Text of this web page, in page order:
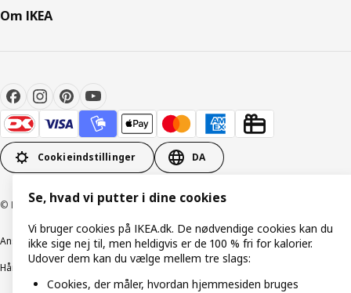
Om IKEA
Cookieindstillinger DA
© Inter IKEA Systems B.V. 1999-2026
Ansvarlig rapportering CookiepolitikDigital tilgængelighed
Håndtering af persondata
Salgs- og leveringsbetingelser
Se, hvad vi putter i dine cookies
Vi bruger cookies på IKEA.dk. De nødvendige cookies kan du
ikke sige nej til, men heldigvis er de 100 % fri for kalorier.
Udover dem kan du vælge mellem tre slags:
Cookies, der måler, hvordan hjemmesiden bruges